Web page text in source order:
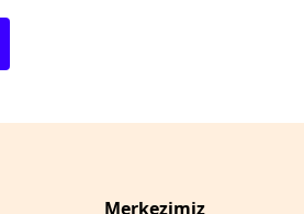
Merkezimiz